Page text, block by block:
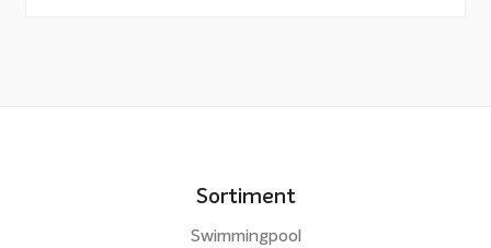
Sortiment
Swimmingpool